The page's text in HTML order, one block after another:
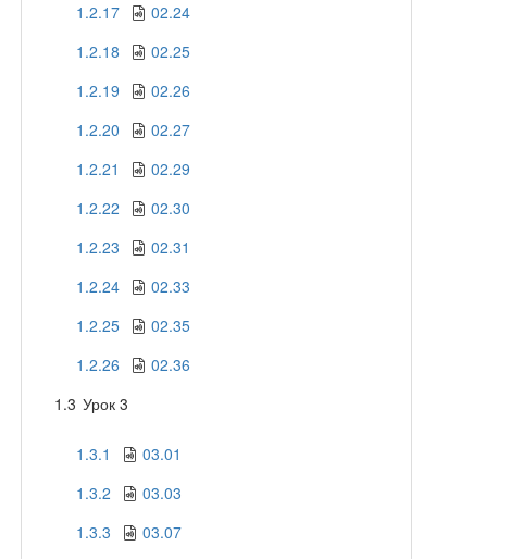
1.2.17
02.24
1.2.18
02.25
1.2.19
02.26
1.2.20
02.27
1.2.21
02.29
1.2.22
02.30
1.2.23
02.31
1.2.24
02.33
1.2.25
02.35
1.2.26
02.36
1.3 Урок 3
1.3.1
03.01
1.3.2
03.03
1.3.3
03.07